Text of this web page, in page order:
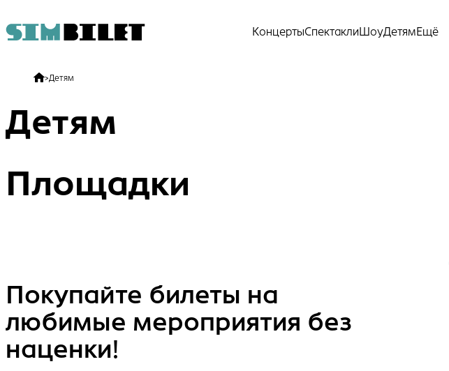
КонцертыСпектакли ШоуДетямЕщё
>Детям
Детям
Площадки
Покупайте билеты на
любимые мероприятия без
наценки!